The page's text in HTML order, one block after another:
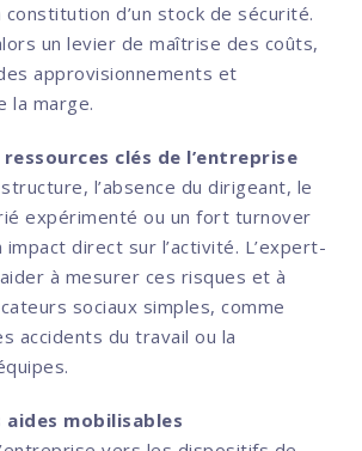
d’un stock de sécurité.
un levier de maîtrise des coûts,
approvisionnements et
la marge.
clés de l’entreprise
l’absence du dirigeant, le
expérimenté ou un fort turnover
direct sur l’activité. L’expert-
à mesurer ces risques et à
sociaux simples, comme
accidents du travail ou la
mobilisables